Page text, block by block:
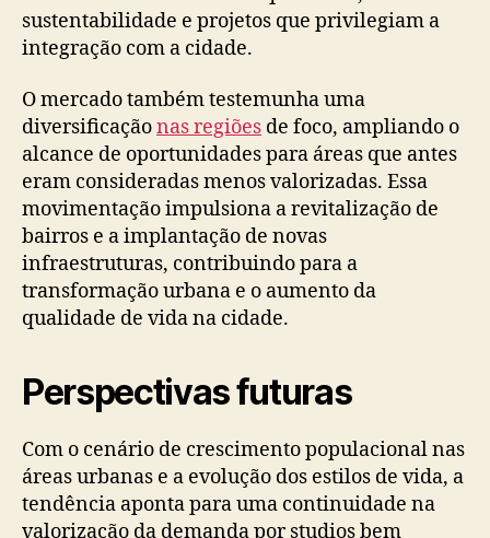
sustentabilidade e projetos que privilegiam a
integração com a cidade.
O mercado também testemunha uma
diversificaçãonas regiões de foco, ampliando o
alcance de oportunidades para áreas que antes
eram consideradas menos valorizadas. Essa
movimentação impulsiona a revitalização de
bairros e a implantação de novas
infraestruturas, contribuindo para a
transformação urbana e o aumento da
qualidade de vida na cidade.
Perspectivas futuras
Com o cenário de crescimento populacional nas
áreas urbanas e a evolução dos estilos de vida, a
tendência aponta para uma continuidade na
valorização da demanda por studios bem